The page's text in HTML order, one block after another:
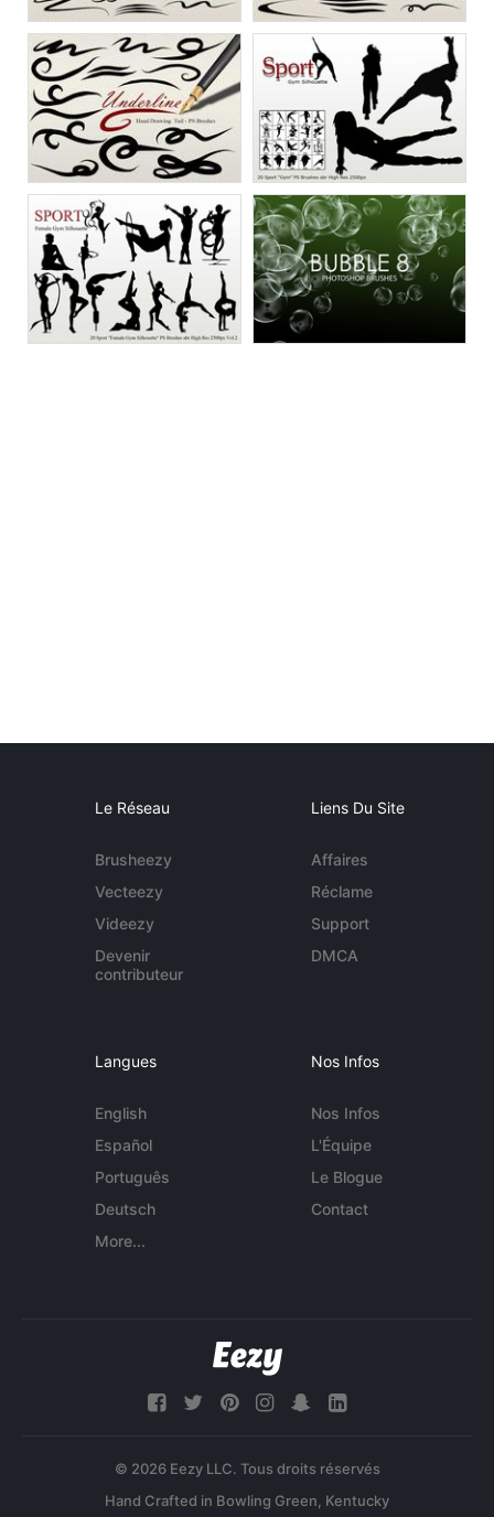
Le Réseau
Brusheezy
Vecteezy
Videezy
Devenir
contributeur
Liens Du Site
Affaires
Réclame
Support
DMCA
Langues
English
Español
Português
Deutsch
More...
Nos Infos
Nos Infos
L'Équipe
Le Blogue
Contact
© 2026 Eezy LLC. Tous droits réservés